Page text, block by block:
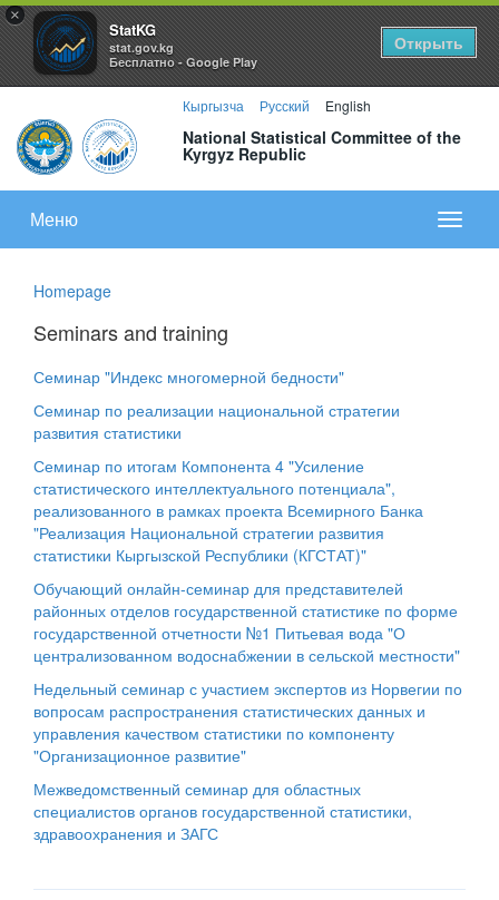
×
StatKG
stat.gov.kg
Бесплатно - Google Play
Открыть
Кыргызча Русский English
National Statistical Committee of the
Kyrgyz Republic
меню
Меню
Homepage
Seminars and training
Семинар "Индекс многомерной бедности"
Семинар по реализации национальной стратегии
развития статистики
Семинар по итогам Компонента 4 "Усиление
статистического интеллектуального потенциала",
реализованного в рамках проекта Всемирного Банка
"Реализация Национальной стратегии развития
статистики Кыргызской Республики (КГСТАТ)"
Обучающий онлайн-семинар для представителей
районных отделов государственной статистике по форме
государственной отчетности №1 Питьевая вода "О
централизованном водоснабжении в сельской местности"
Недельный семинар с участием экспертов из Норвегии по
вопросам распространения статистических данных и
управления качеством статистики по компоненту
"Организационное развитие"
Межведомственный семинар для областных
специалистов органов государственной статистики,
здравоохранения и ЗАГС